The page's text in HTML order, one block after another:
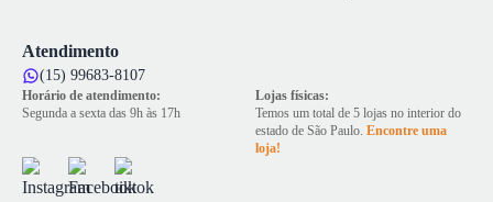
Atendimento
(15) 99683-8107
Horário de atendimento:
Segunda a sexta das 9h às 17h
Lojas físicas:
Temos um total de 5 lojas no interior do
estado de São Paulo. Encontre uma
loja!